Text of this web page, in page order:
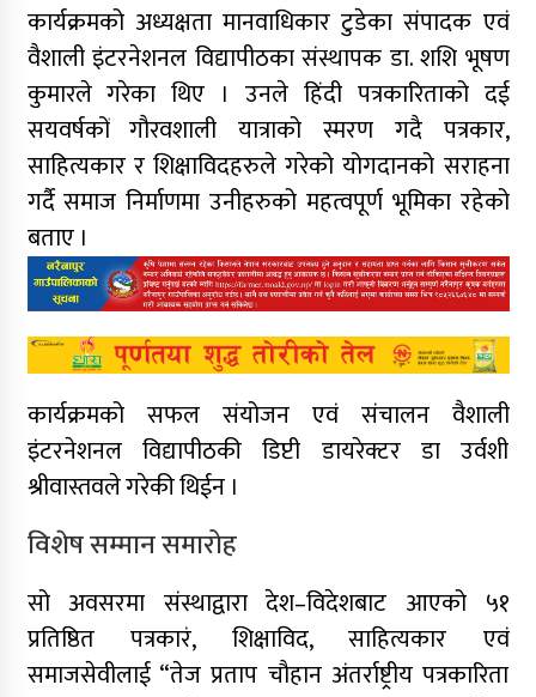
कार्यक्रमको अध्यक्षता मानवाधिकार टुडेका संपादक एवं
वैशाली इंटरनेशनल विद्यापीठका संस्थापक डा. शशि भूषण
कुमारले गरेका थिए । उनले हिंदी पत्रकारिताको दई
सयवर्षकों गौरवशाली यात्राको स्मरण गदै पत्रकार,
साहित्यकार र शिक्षाविदहरुले गरेको योगदानको सराहना
गर्दै समाज निर्माणमा उनीहरुको महत्वपूर्ण भूमिका रहेको
बताए ।
कार्यक्रमको सफल संयोजन एवं संचालन वैशाली
इंटरनेशनल विद्यापीठकी डिप्टी डायरेक्टर डा उर्वशी
श्रीवास्तवले गरेकी थिईन ।
विशेष सम्मान समारोह
सो अवसरमा संस्थाद्वारा देश–विदेशबाट आएको ५१
प्रतिष्ठित पत्रकारं, शिक्षाविद, साहित्यकार एवं
समाजसेवीलाई “तेज प्रताप चौहान अंतर्राष्ट्रीय पत्रकारिता